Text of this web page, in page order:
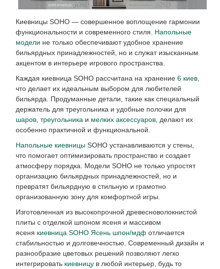
Киевницы SOHO — совершенное воплощение гармонии
функциональности и современного стиля. Напольные
модели не только обеспечивают удобное хранение
бильярдных принадлежностей, но и служат изысканным
акцентом в интерьере игрового пространства.
Каждая киевница SOHO рассчитана на хранение 6 киев,
что делает их идеальным выбором для любителей
бильярда. Продуманные детали, такие как специальный
держатель для треугольника и удобные полочки для
шаров, треугольника и мелких аксессуаров, делают их
особенно практичной и функциональной.
Напольные киевницыSOHO устанавливаются у стены,
что помогает оптимизировать пространство и создает
атмосферу порядка. Модели SOHO не только упростят
организацию бильярдных принадлежностей, но и
превратят бильярдную в стильную и грамотно
организованную зону для комфортной игры.
Изготовленная из высокопрочной древесноволокнистой
плиты с отделкой шпоном ясеня и массивом
ясеня киевница SOHO Ясень шпон/мдф отличается
стабильностью и долговечностью. Современный дизайн и
разнообразие цветовых решений позволяют легко
интегрировать киевницув любой интерьер, будь то